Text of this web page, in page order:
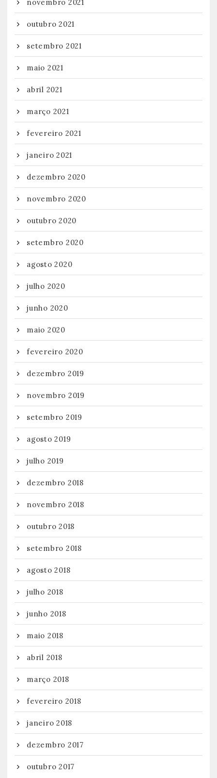
novembro 2021
outubro 2021
setembro 2021
maio 2021
abril 2021
março 2021
fevereiro 2021
janeiro 2021
dezembro 2020
novembro 2020
outubro 2020
setembro 2020
agosto 2020
julho 2020
junho 2020
maio 2020
fevereiro 2020
dezembro 2019
novembro 2019
setembro 2019
agosto 2019
julho 2019
dezembro 2018
novembro 2018
outubro 2018
setembro 2018
agosto 2018
julho 2018
junho 2018
maio 2018
abril 2018
março 2018
fevereiro 2018
janeiro 2018
dezembro 2017
outubro 2017